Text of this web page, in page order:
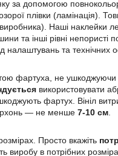
за допомогою
плівки (ламінація).
Наші наклейки
та інші рівні непористі
налаштувань та технічних
фартуха, не
використовувати
фартух. Вініл
— не менше 7-10 см
Просто вкажіть
в потрібних